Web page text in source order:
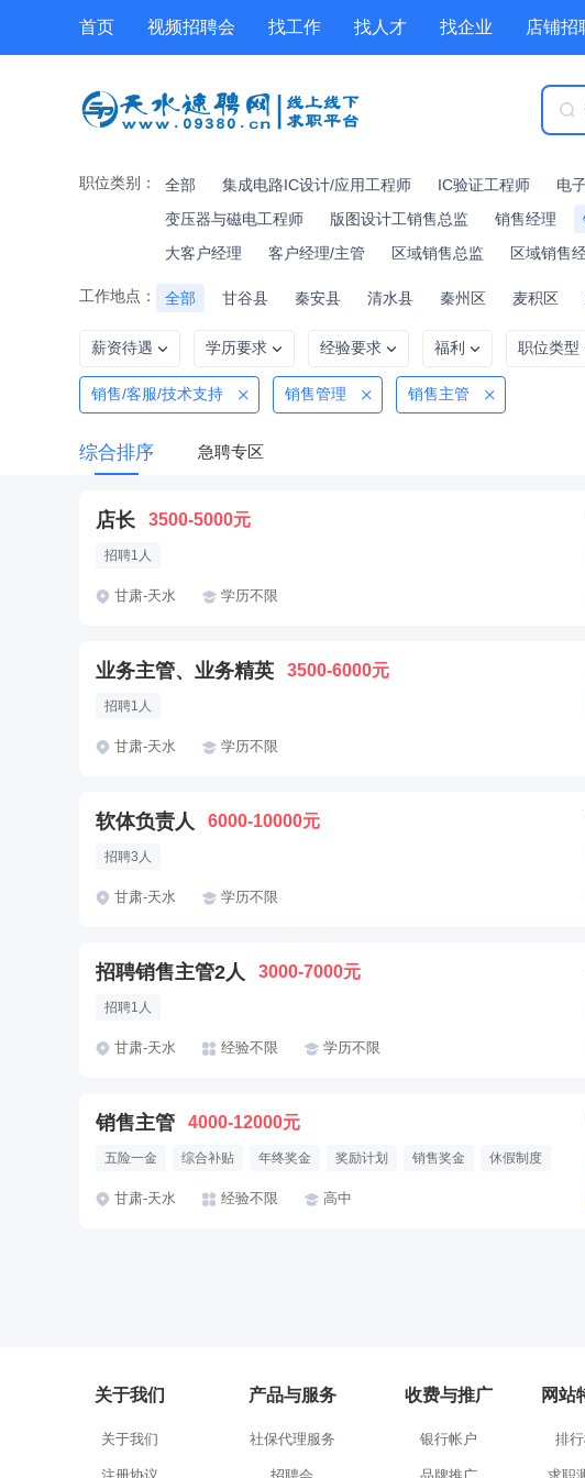
首页 视频招聘会 找工作 找人才 找企业 店铺招
职位类别： 全部 集成电路IC设计/应用工程师 IC验证工程师 电
变压器与磁电工程师
版图设计工销售总监 销售经理
大客户经理
客户经理/主管 区域销售总监 区域销售
工作地点： 全部 甘谷县 秦安县 清水县 秦州区 麦积区
薪资待遇 学历要求 经验要求 福利 职位类型
销售/客服/技术支持 销售管理 销售主管
综合排序 急聘专区
店长 3500-5000元
招聘1人
甘肃-天水 学历不限
业务主管、业务精英 3500-6000元
招聘1人
甘肃-天水 学历不限
软体负责人 6000-10000元
招聘3人
甘肃-天水 学历不限
招聘销售主管2人 3000-7000元
招聘1人
甘肃-天水 经验不限 学历不限
销售主管 4000-12000元
五险一金 综合补贴 年终奖金 奖励计划 销售奖金 休假制度
法定节假日
甘肃-天水 经验不限 高中
关于我们
关于我们
产品与服务
社保代理服务
收费与推广
银行帐户
网站
排